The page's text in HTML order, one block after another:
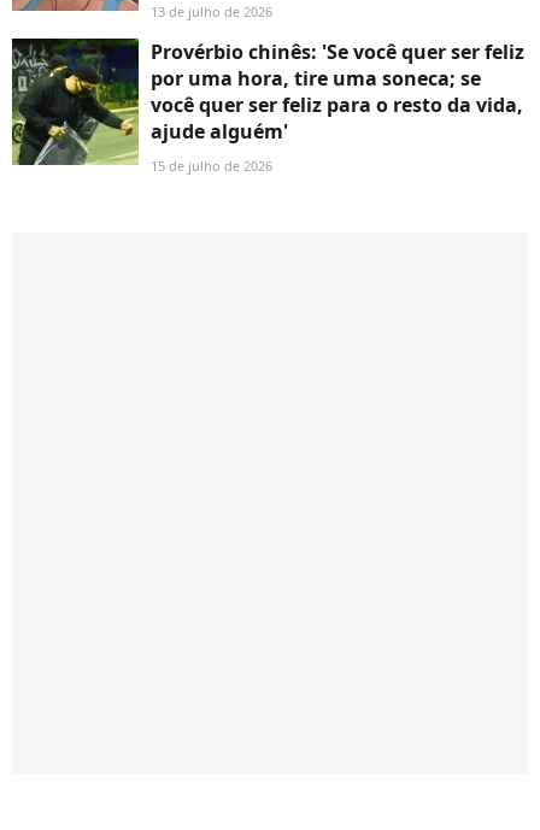
13 de julho de 2026
Provérbio chinês: 'Se você quer ser feliz
por uma hora, tire uma soneca; se
você quer ser feliz para o resto da vida,
ajude alguém'
15 de julho de 2026